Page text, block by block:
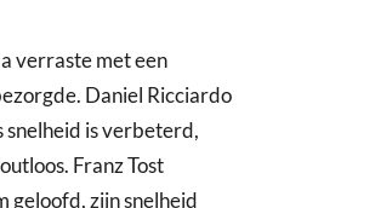
verraste met een
Daniel Ricciardo
snelheid is verbeterd,
Franz Tost
geloofd, zijn snelheid